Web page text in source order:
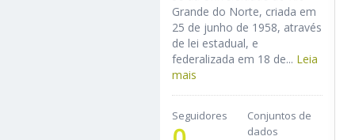
Grande do Norte, criada em
25 de junho de 1958, através
de lei estadual, e
federalizada em 18 de... Leia
mais
Seguidores
Conjuntos de
dados